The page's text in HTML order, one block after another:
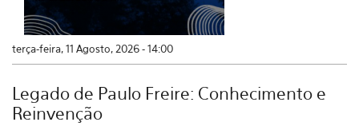
terça-feira, 11 Agosto, 2026 - 14:00
Legado de Paulo Freire: Conhecimento e
Reinvenção